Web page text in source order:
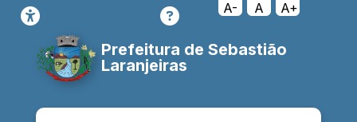
A- A A+
Prefeitura de Sebastião
Laranjeiras